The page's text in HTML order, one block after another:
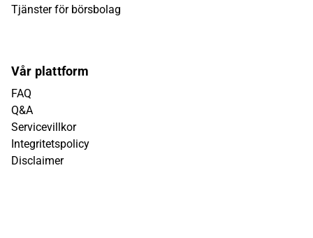
Tjänster för börsbolag
Vår plattform
FAQ
Q&A
Servicevillkor
Integritetspolicy
Disclaimer